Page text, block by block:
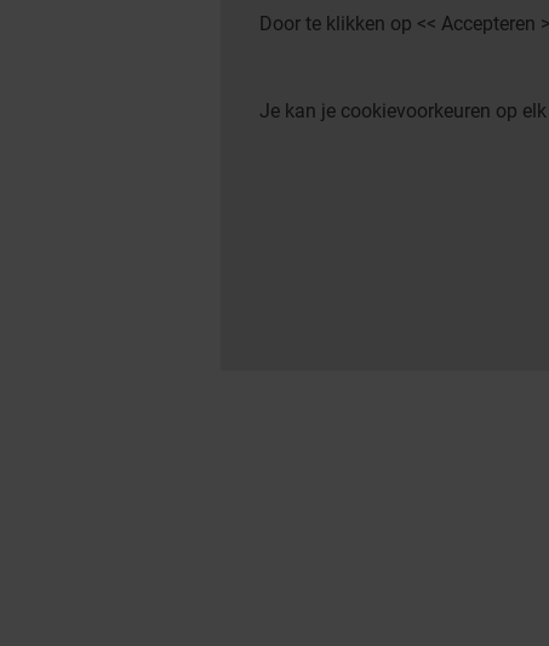
Door te klikken op <<
Je kan je cookievoorkeuren op